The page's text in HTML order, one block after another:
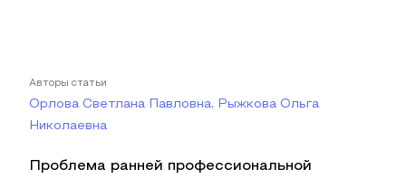
Авторы статьи
Орлова Светлана Павловна, Рыжкова Ольга
Николаевна
Проблема ранней профессиональной